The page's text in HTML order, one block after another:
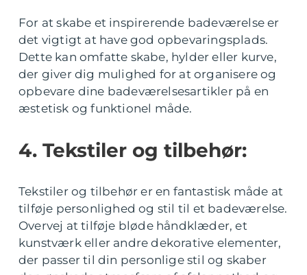
For at skabe et inspirerende badeværelse er
det vigtigt at have god opbevaringsplads.
Dette kan omfatte skabe, hylder eller kurve,
der giver dig mulighed for at organisere og
opbevare dine badeværelsesartikler på en
æstetisk og funktionel måde.
4. Tekstiler og tilbehør:
Tekstiler og tilbehør er en fantastisk måde at
tilføje personlighed og stil til et badeværelse.
Overvej at tilføje bløde håndklæder, et
kunstværk eller andre dekorative elementer,
der passer til din personlige stil og skaber